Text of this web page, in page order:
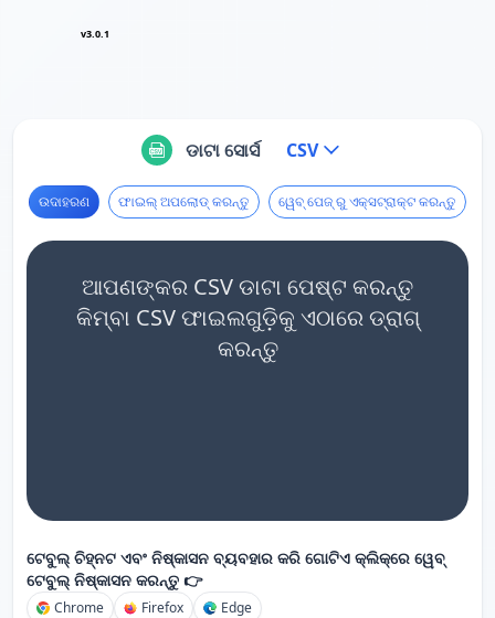
v3.0.1
ଡାଟା ସୋର୍ସ CSV
ଉଦାହରଣ ଫାଇଲ୍ ଅପଲୋଡ୍ କରନ୍ତୁ ୱେବ୍ ପେଜ୍ ରୁ ଏକ୍ସଟ୍ରାକ୍ଟ କରନ୍ତୁ
ଆପଣଙ୍କର CSV ଡାଟା ପେଷ୍ଟ କରନ୍ତୁ
କିମ୍ବା CSV ଫାଇଲଗୁଡ଼ିକୁ ଏଠାରେ ଡ୍ରାଗ୍
କରନ୍ତୁ
ଟେବୁଲ୍ ଚିହ୍ନଟ ଏବଂ ନିଷ୍କାସନ ବ୍ୟବହାର କରି ଗୋଟିଏ କ୍ଲିକ୍‌ରେ ୱେବ୍
ଟେବୁଲ୍ ନିଷ୍କାସନ କରନ୍ତୁ 👉
Chrome Firefox Edge